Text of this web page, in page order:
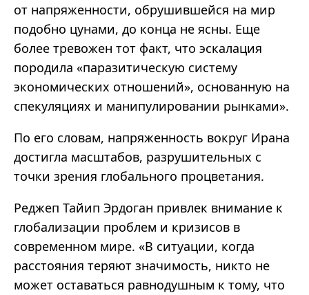
от напряженности, обрушившейся на мир
подобно цунами, до конца не ясны. Еще
более тревожен тот факт, что эскалация
породила «паразитическую систему
экономических отношений», основанную на
спекуляциях и манипулировании рынками».
По его словам, напряженность вокруг Ирана
достигла масштабов, разрушительных с
точки зрения глобального процветания.
Реджеп Тайип Эрдоган привлек внимание к
глобализации проблем и кризисов в
современном мире. «В ситуации, когда
расстояния теряют значимость, никто не
может оставаться равнодушным к тому, что